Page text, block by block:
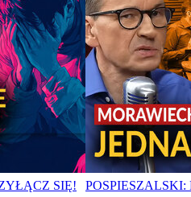
SIĘ!